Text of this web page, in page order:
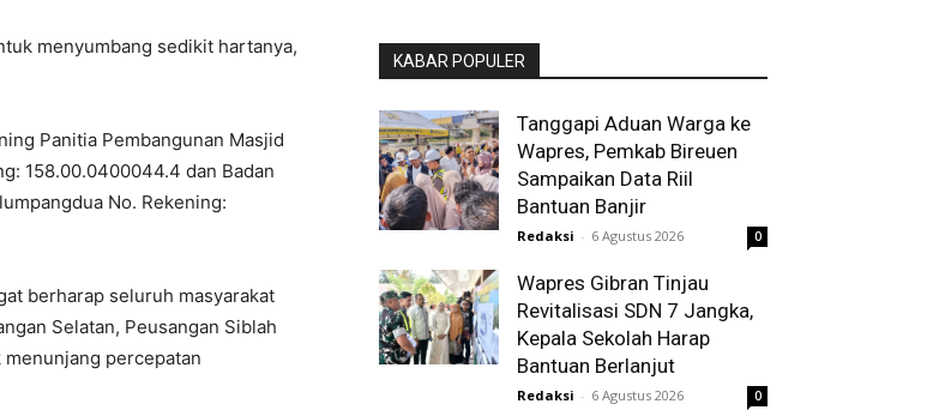
menyumbang sedikit hartanya,
Panitia Pembangunan Masjid
158.00.0400044.4 dan Badan
No. Rekening:
berharap seluruh masyarakat
Selatan, Peusangan Siblah
percepatan
KABAR POPULER
Tanggapi Aduan Warga ke
Wapres, Pemkab Bireuen
Sampaikan Data Riil
Bantuan Banjir
Redaksi - 6 Agustus 2026 0
Wapres Gibran Tinjau
Revitalisasi SDN 7 Jangka,
Kepala Sekolah Harap
Bantuan Berlanjut
Redaksi - 6 Agustus 2026 0